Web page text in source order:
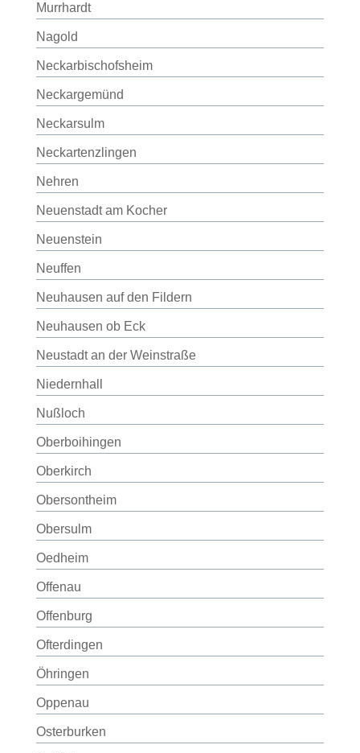
Murrhardt
Nagold
Neckarbischofsheim
Neckargemünd
Neckarsulm
Neckartenzlingen
Nehren
Neuenstadt am Kocher
Neuenstein
Neuffen
Neuhausen auf den Fildern
Neuhausen ob Eck
Neustadt an der Weinstraße
Niedernhall
Nußloch
Oberboihingen
Oberkirch
Obersontheim
Obersulm
Oedheim
Offenau
Offenburg
Ofterdingen
Öhringen
Oppenau
Osterburken